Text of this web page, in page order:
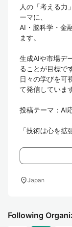
人の「考える力
ーマに、
AI・脳科学・金
ます。
生成AIや市場デ
ることが目標で
日々の学びを可
て発信していま
投稿テーマ：AI
「技術は心を拡
location_onJapan
Following